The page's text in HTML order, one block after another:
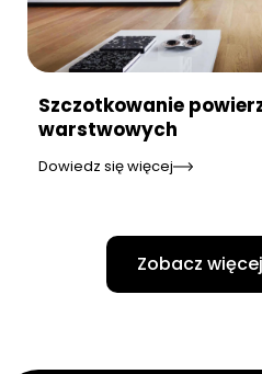
Szczotkowanie
warstwowych
Dowiedz się więcej
Zobacz